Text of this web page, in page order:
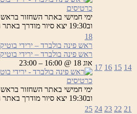
כרטיסים
וב19:30 יצא סיור מודרך באתר השחזור …
14
15
16
17
18
ראש פינה בולברד – ירידי בוטיק
ראש פינה בולברד – ירידי בוטיק
אוג 18 @ 16:00 – 23:00
כרטיסים
וב19:30 יצא סיור מודרך באתר השחזור …
21
22
23
24
25